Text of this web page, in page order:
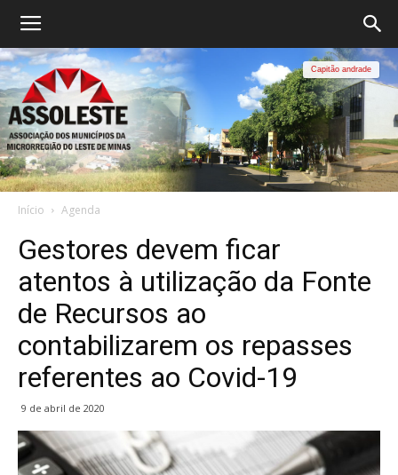
Capitão andrade
Início Agenda
Gestores devem ficar
atentos à utilização da Fonte
de Recursos ao
contabilizarem os repasses
referentes ao Covid-19
9 de abril de 2020